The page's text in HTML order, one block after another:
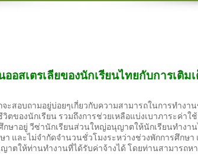
ออสเตรเลียของนักเรียนไทยกับการเติ
ะสอบถามอยู่บ่อยๆเกี่ยวกับความสามารถในการทำงา
ของนักเรียน รวมถึงการช่วยเหลือแบ่งเบาภาระค่า
กษาอยู่ วีซ่านักเรียนส่วนใหญ่อนุญาตให้นักเรียนทำงา
และไม่จำกัดจำนวนชั่วโมงระหว่างช่วงพักการศึกษ
ตให้ท่านทำงานที่ได้รับค่าจ้างได้ โดยท่านสามารถห